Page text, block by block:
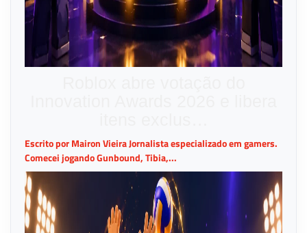
Escrito por Mairon Vieira Jornalista especializado em gamers.
Comecei jogando Gunbound, Tibia,...